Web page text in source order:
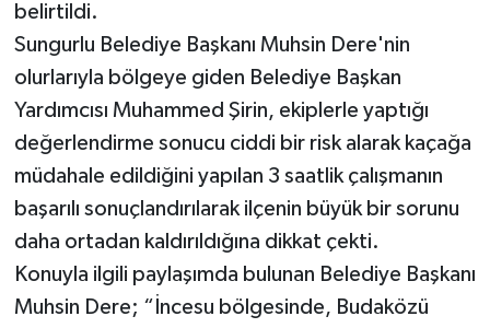
belirtildi.
Sungurlu Belediye Başkanı Muhsin Dere'nin
olurlarıyla bölgeye giden Belediye Başkan
Yardımcısı Muhammed Şirin, ekiplerle yaptığı
değerlendirme sonucu ciddi bir risk alarak kaçağa
müdahale edildiğini yapılan 3 saatlik çalışmanın
başarılı sonuçlandırılarak ilçenin büyük bir sorunu
daha ortadan kaldırıldığına dikkat çekti.
Konuyla ilgili paylaşımda bulunan Belediye Başkanı
Muhsin Dere; “İncesu bölgesinde, Budaközü